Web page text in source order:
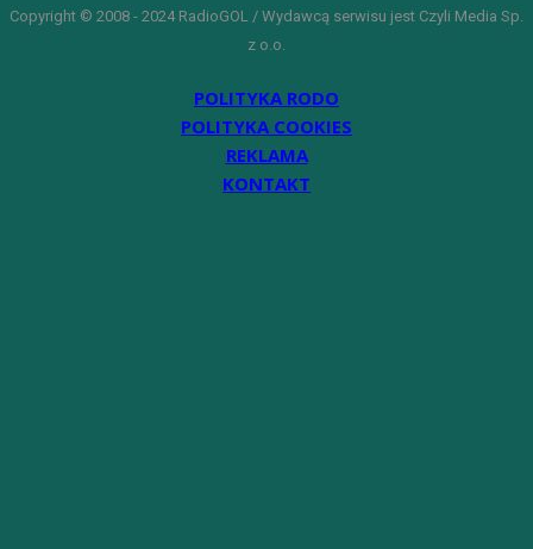
Copyright © 2008 - 2024 RadioGOL / Wydawcą serwisu jest Czyli Media Sp.
z o.o.
POLITYKA RODO
POLITYKA COOKIES
REKLAMA
KONTAKT